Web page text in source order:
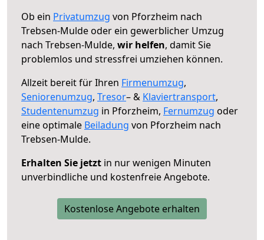
Ob ein Privatumzug von Pforzheim nach
Trebsen-Mulde oder ein gewerblicher Umzug
nach Trebsen-Mulde, wir helfen, damit Sie
problemlos und stressfrei umziehen können.
Allzeit bereit für Ihren Firmenumzug,
Seniorenumzug, Tresor– & Klaviertransport,
Studentenumzug in Pforzheim, Fernumzug oder
eine optimale Beiladung von Pforzheim nach
Trebsen-Mulde.
Erhalten Sie jetzt in nur wenigen Minuten
unverbindliche und kostenfreie Angebote.
Kostenlose Angebote erhalten